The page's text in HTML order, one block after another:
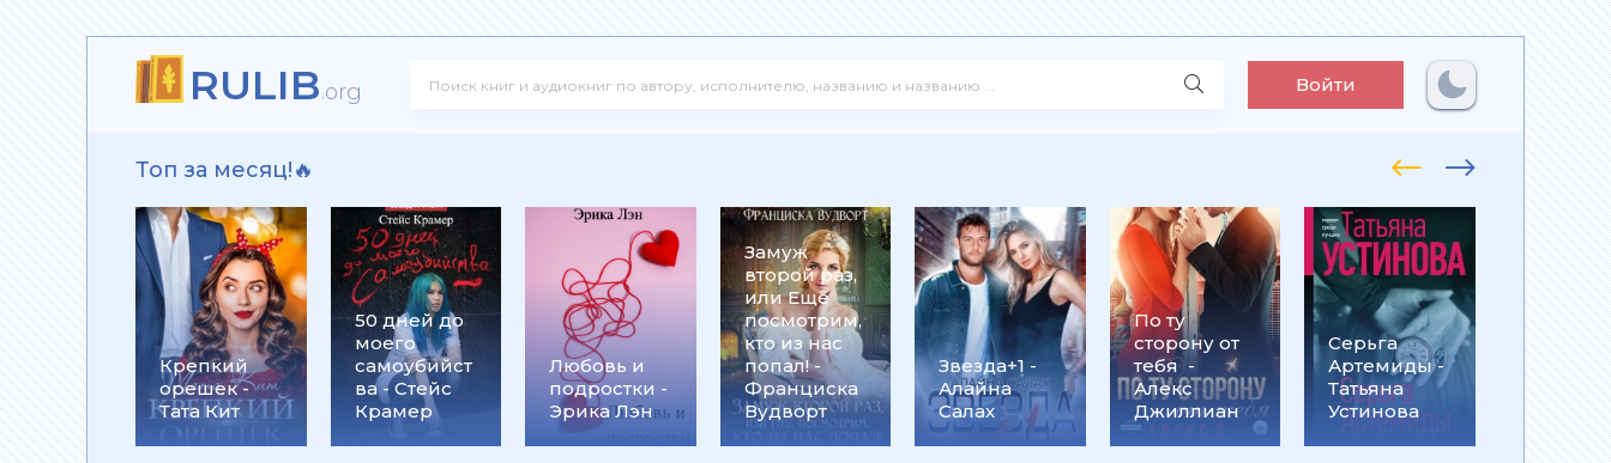
RULIB.org Войти
Топ за месяц!🔥
Крепкий
орешек -
Тата Кит
50 дней до
моего
самоубийст
ва - Стейс
Крамер
Любовь и
подростки -
Эрика Лэн
Замуж
второй раз,
или Ещё
посмотрим,
кто из нас
попал! -
Франциска
Вудворт
Звезда+1 -
Алайна
Салах
По ту
сторону от
тебя -
Алекс
Джиллиан
Серьга
Артемиды -
Татьяна
Устинова
на
- Ольга
Громыко
Устинова
- Татьяна Полякова
Михаэлидес